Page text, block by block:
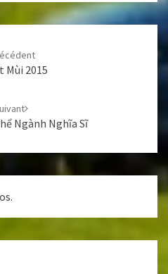
Mùi 2015
Ngành Nghĩa Sĩ